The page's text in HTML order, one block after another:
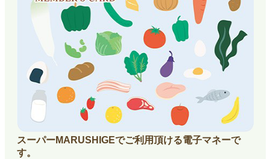
スーパーMARUSHIGEでご利用頂ける電子マネーで
す。